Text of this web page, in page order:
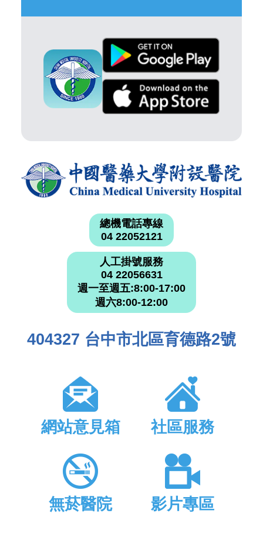
總機電話專線
04 22052121
人工掛號服務
04 22056631
週一至週五:8:00-17:00
週六8:00-12:00
404327 台中市北區育德路2號
網站意見箱 社區服務
無菸醫院 影片專區